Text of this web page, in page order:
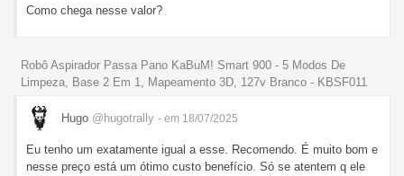
Como chega nesse valor?
Robô Aspirador Passa Pano KaBuM! Smart 900 - 5 Modos De
Limpeza, Base 2 Em 1, Mapeamento 3D, 127v Branco - KBSF011
Hugo @hugotrally - em 18/07/2025
Eu tenho um exatamente igual a esse. Recomendo. É muito bom e
nesse preço está um ótimo custo benefício. Só se atentem q ele